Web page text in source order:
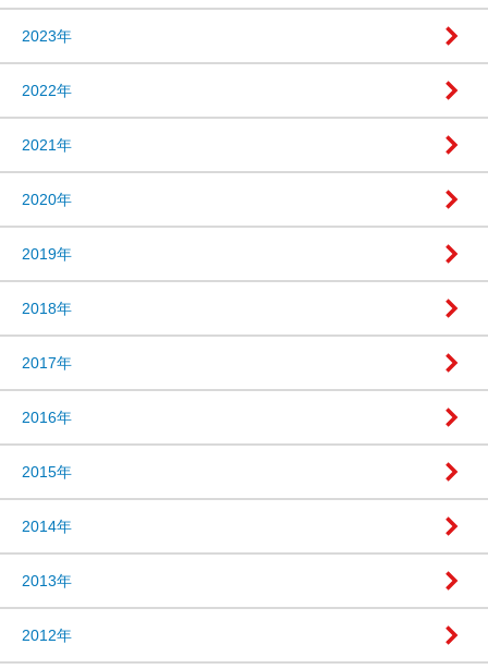
2023年
2022年
2021年
2020年
2019年
2018年
2017年
2016年
2015年
2014年
2013年
2012年